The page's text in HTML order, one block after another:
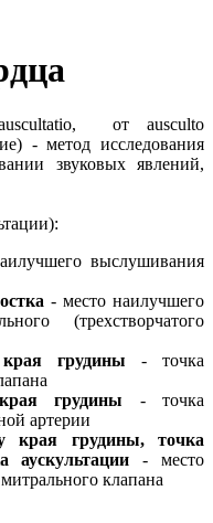
от ausculto
- метод исследования
звуковых явлений,
выслушивания
- место наилучшего
(трехстворчатого
грудины - точка
грудины - точка
артерии
края грудины, точка
аускультации - место
клапана